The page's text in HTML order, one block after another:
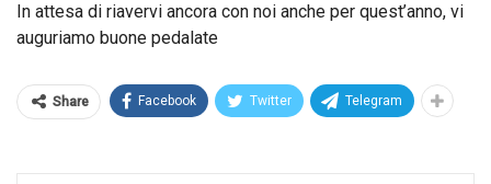
In attesa di riavervi ancora con noi anche per quest’anno, vi
auguriamo buone pedalate
Share Facebook Twitter Telegram